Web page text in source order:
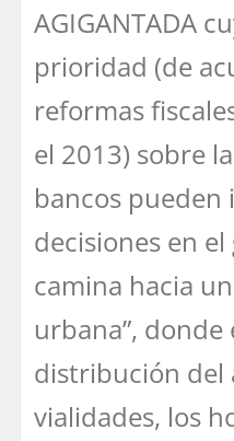
AGIGANTADA
prioridad (de
reformas
el 2013) sobre
bancos pueden
decisiones en
camina hacia
urbana”, donde
distribución del
vialidades, los